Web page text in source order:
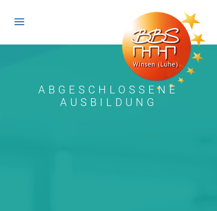
ABGESCHLOSSENE
AUSBILDUNG